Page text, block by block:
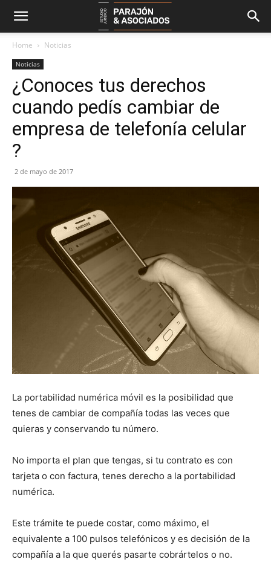
Home Noticias
Noticias
¿Conoces tus derechos
cuando pedís cambiar de
empresa de telefonía celular
?
2 de mayo de 2017
La portabilidad numérica móvil es la posibilidad que
tenes de cambiar de compañía todas las veces que
quieras y conservando tu número.
No importa el plan que tengas, si tu contrato es con
tarjeta o con factura, tenes derecho a la portabilidad
numérica.
Este trámite te puede costar, como máximo, el
equivalente a 100 pulsos telefónicos y es decisión de la
compañía a la que querés pasarte cobrártelos o no.